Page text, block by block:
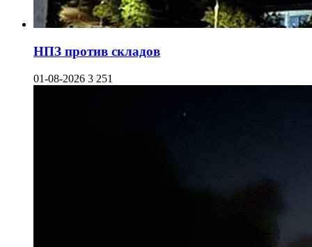
НПЗ против складов
01-08-2026 3 251